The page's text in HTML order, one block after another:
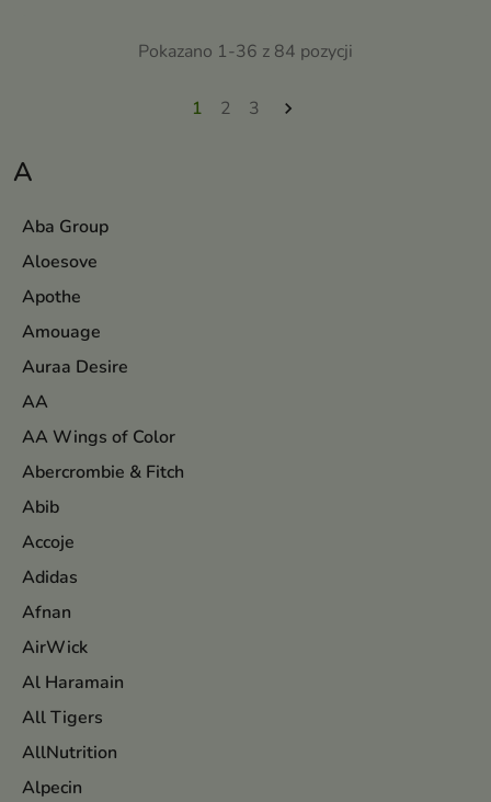
A
Aba Group
Aloesove
Apothe
Amouage
Auraa Desire
AA
AA Wings of Color
Abercrombie & Fitch
Abib
Accoje
Adidas
Afnan
AirWick
Al Haramain
All Tigers
AllNutrition
Alpecin
Pokazano 1-36 z 84 pozycji
1 2 3 